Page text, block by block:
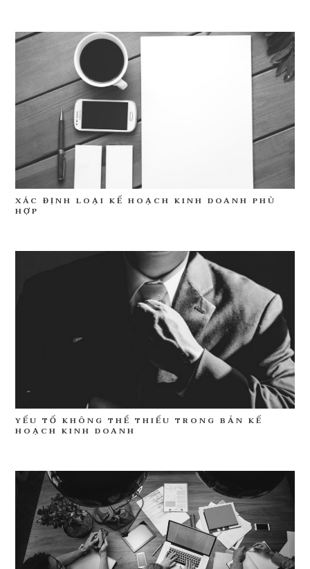
XÁC ĐỊNH LOẠI KẾ HOẠCH KINH DOANH PHÙ
HỢP
YẾU TỐ KHÔNG THỂ THIẾU TRONG BẢN KẾ
HOẠCH KINH DOANH